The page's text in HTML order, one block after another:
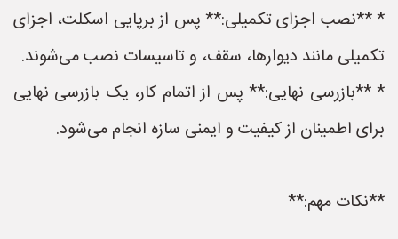
* **نصب اجزای تکمیلی:** پس از برپایی اسکلت، اجزای
تکمیلی مانند دیوارها، سقف، و تاسیسات نصب می‌شوند.
* **بازرسی نهایی:** پس از اتمام کار، یک بازرسی نهایی
برای اطمینان از کیفیت و ایمنی سازه انجام می‌شود.
**نکات مهم:**